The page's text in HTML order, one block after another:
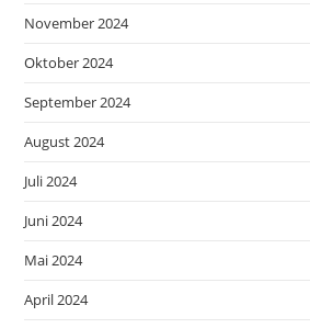
November 2024
Oktober 2024
September 2024
August 2024
Juli 2024
Juni 2024
Mai 2024
April 2024